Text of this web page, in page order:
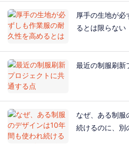
厚手の生地が必
るとは限らない
最近の制服刷新
なぜ、ある制服
続けるのに、別